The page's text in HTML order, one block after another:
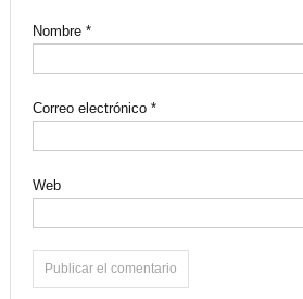
Nombre *
Correo electrónico *
Web